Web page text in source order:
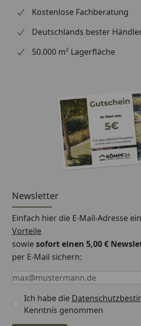
Kostenlose Fachberatung
Deutschlands bester
50.000 m² Lagerfläche
Newsletter
Einfach hier die E-Mail-Adresse
Vorteile
sowiesofort einen 5,00 €
per E-Mail sichern:
Keine Eingabe erforderlich
Eingabe erforderlich
E-Mail *
Ich habe die
Kenntnis genommen